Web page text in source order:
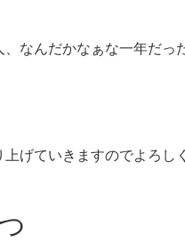
なんだかなぁな一年だ
げていきますのでよろし